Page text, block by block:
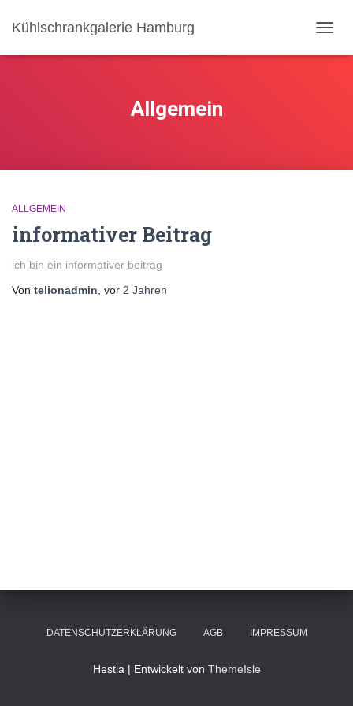
Kühlschrankgalerie Hamburg
Allgemein
ALLGEMEIN
informativer Beitrag
ich bin ein informativer beitrag
Von telionadmin , vor 2 Jahren
DATENSCHUTZERKLÄRUNG AGB IMPRESSUM
Hestia | Entwickelt von ThemeIsle